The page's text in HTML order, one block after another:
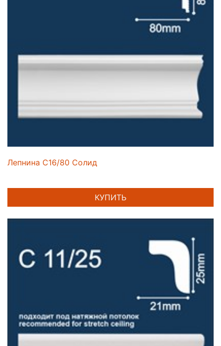
Лепнина C16/80 Солид
КУПИТЬ